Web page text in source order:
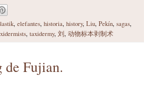
, elefantes, historia, history, Liu, Pekín, sagas,
, taxidermy, 刘, 动物标本剥制术
de Fujian.